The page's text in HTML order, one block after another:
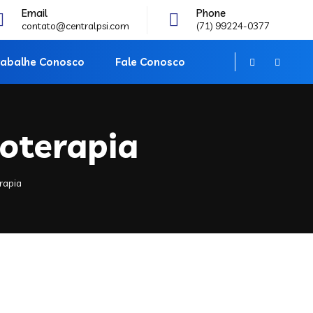
Email
contato@centralpsi.com
Phone
(71) 99224-0377
Conosco Fale Conosco